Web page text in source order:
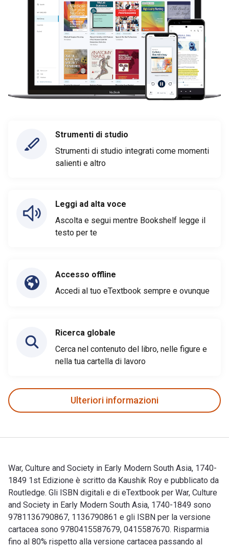
Strumenti di studio
Strumenti di studio integrati come momenti
salienti e altro
Leggi ad alta voce
Ascolta e segui mentre Bookshelf legge il
testo per te
Accesso offline
Accedi al tuo eTextbook sempre e ovunque
Ricerca globale
Cerca nel contenuto del libro, nelle figure e
nella tua cartella di lavoro
Ulteriori informazioni
War, Culture and Society in Early Modern South Asia, 1740-
1849 1st Edizione è scritto da Kaushik Roy e pubblicato da
Routledge. Gli ISBN digitali e di eTextbook per War, Culture
and Society in Early Modern South Asia, 1740-1849 sono
9781136790867, 1136790861 e gli ISBN per la versione
cartacea sono 9780415587679, 0415587670. Risparmia
fino al 80% rispetto alla versione cartacea passando al